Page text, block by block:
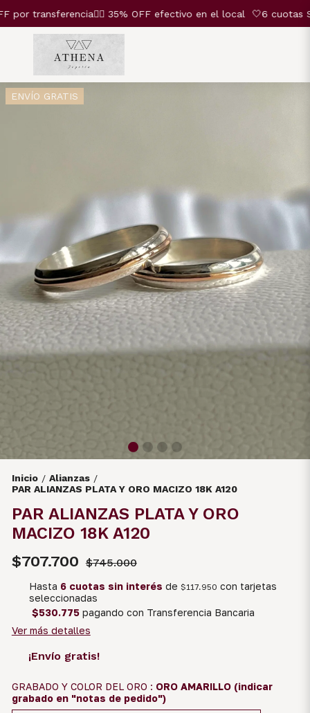
transferencia❤️‍🔥 35% OFF efectivo en el local 🤍6 cuotas
ENVÍO GRATIS
Inicio / Alianzas /
PAR ALIANZAS PLATA Y ORO MACIZO 18K A120
PAR ALIANZAS PLATA Y ORO
MACIZO 18K A120
$707.700 $745.000
Hasta 6 cuotas sin interés de $117.950 con tarjetas
seleccionadas
$530.775pagando con Transferencia Bancaria
Ver más detalles
¡Envío gratis!
GRABADO Y COLOR DEL ORO : ORO AMARILLO (indicar
grabado en "notas de pedido")